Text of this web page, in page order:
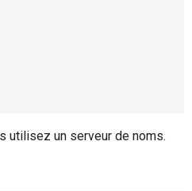
utilisez un serveur de noms.